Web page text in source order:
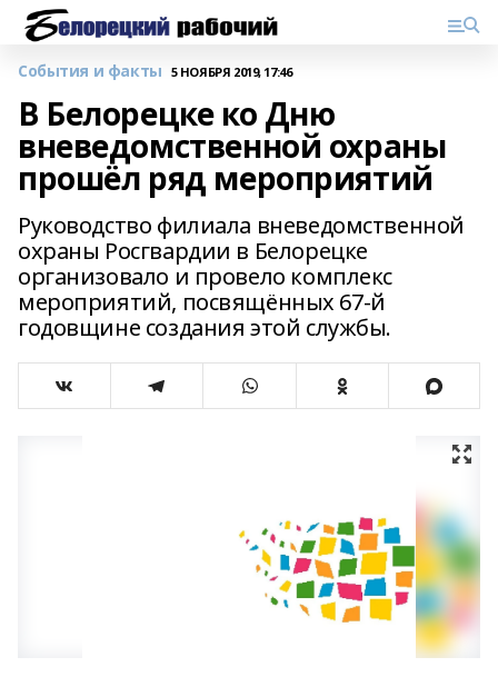
События и факты 5 НОЯБРЯ 2019, 17:46
В Белорецке ко Дню
вневедомственной охраны
прошёл ряд мероприятий
Руководство филиала вневедомственной
охраны Росгвардии в Белорецке
организовало и провело комплекс
мероприятий, посвящённых 67-й
годовщине создания этой службы.